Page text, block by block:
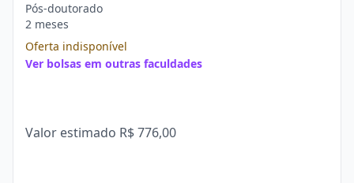
Pós-doutorado
2 meses
Oferta indisponível
Ver bolsas em outras faculdades
Valor estimado R$ 776,00